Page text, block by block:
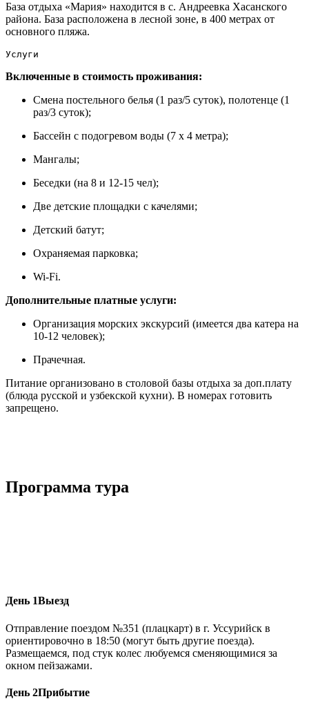
База отдыха «Мария» находится в с. Андреевка Хасанского
района. База расположена в лесной зоне, в 400 метрах от
основного пляжа.
Услуги
Включенные в стоимость проживания:
Смена постельного белья (1 раз/5 суток), полотенце (1
раз/3 суток);
Бассейн с подогревом воды (7 х 4 метра);
Мангалы;
Беседки (на 8 и 12-15 чел);
Две детские площадки с качелями;
Детский батут;
Охраняемая парковка;
Wi-Fi.
Дополнительные платные услуги:
Организация морских экскурсий (имеется два катера на
10-12 человек);
Прачечная.
Питание организовано в столовой базы отдыха за доп.плату
(блюда русской и узбекской кухни). В номерах готовить
запрещено.
Программа тура
День 1Выезд
Отправление поездом №351 (плацкарт) в г. Уссурийск в
ориентировочно в 18:50 (могут быть другие поезда).
Размещаемся, под стук колес любуемся сменяющимися за
окном пейзажами.
День 2Прибытие